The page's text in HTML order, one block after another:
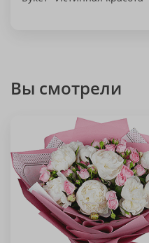
Вы смотрели